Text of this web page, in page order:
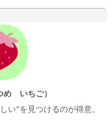
いちご）
い”を見つけるのが得意。